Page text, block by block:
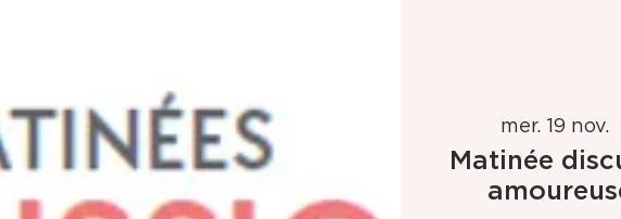
mer. 19 nov.
Matinée